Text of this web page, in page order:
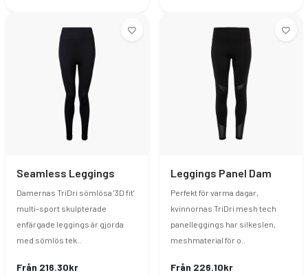
Seamless Leggings
Damernas TriDri sömlösa '3D fit'
multi-sport skulpterade
enfärgade leggings är gjorda
med sömlös tek..
Från 216.30kr
Leggings Panel Dam
Perfekt för varma dagar,
kvinnornas TriDri mesh tech
panelleggings har silkeslen,
meshmaterial för o..
Från 226.10kr